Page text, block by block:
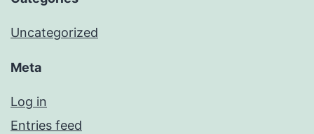
Uncategorized
Meta
Log in
Entries feed